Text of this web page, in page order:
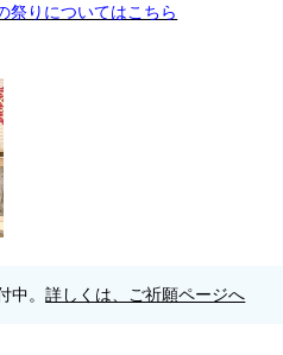
祭りについてはこちら
中。詳しくは、ご祈願ページへ